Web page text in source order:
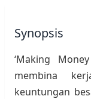
Synopsis
‘Making
membina
keuntungan